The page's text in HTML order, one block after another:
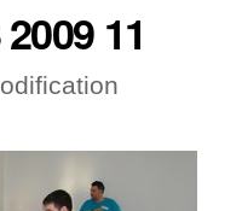
11